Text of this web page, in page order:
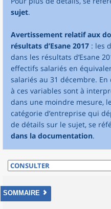
sujet.
Avertissement relatif aux
résultats d’Esane 2017 : les
dans les résultats d’Esane
effectifs salariés en
salariés au 31 décembre.
à ces variables sont à
dans une moindre mesure,
catégorie d’entreprise qui
de détails sur le sujet, se
dans la documentation.
SOMMAIRE